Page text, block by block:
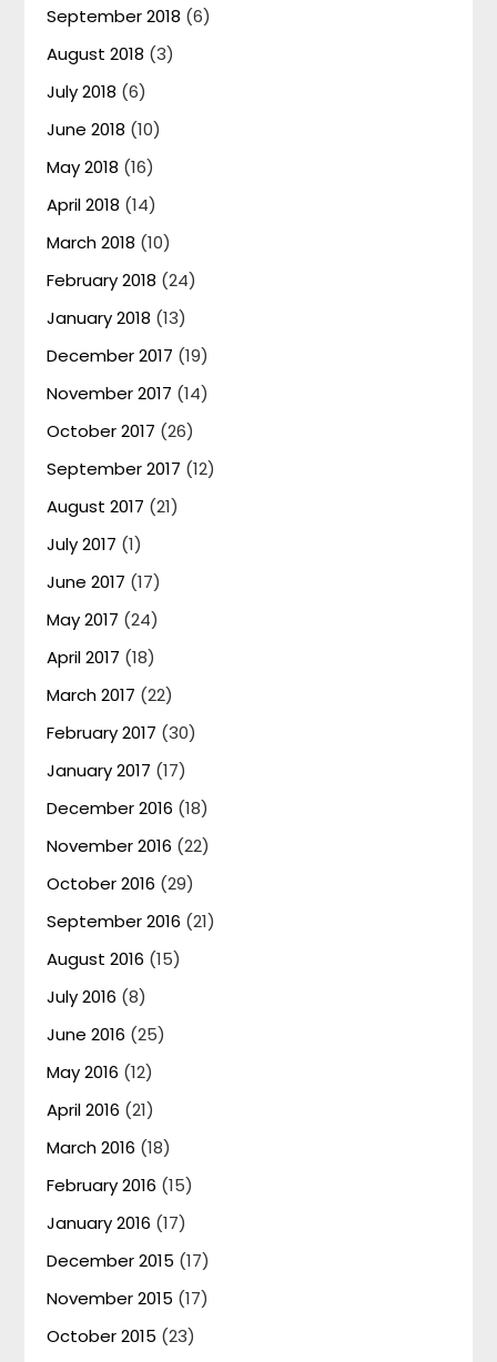
September 2018 (6)
August 2018 (3)
July 2018 (6)
June 2018 (10)
May 2018 (16)
April 2018 (14)
March 2018 (10)
February 2018 (24)
January 2018 (13)
December 2017 (19)
November 2017 (14)
October 2017 (26)
September 2017 (12)
August 2017 (21)
July 2017 (1)
June 2017 (17)
May 2017 (24)
April 2017 (18)
March 2017 (22)
February 2017 (30)
January 2017 (17)
December 2016 (18)
November 2016 (22)
October 2016 (29)
September 2016 (21)
August 2016 (15)
July 2016 (8)
June 2016 (25)
May 2016 (12)
April 2016 (21)
March 2016 (18)
February 2016 (15)
January 2016 (17)
December 2015 (17)
November 2015 (17)
October 2015 (23)